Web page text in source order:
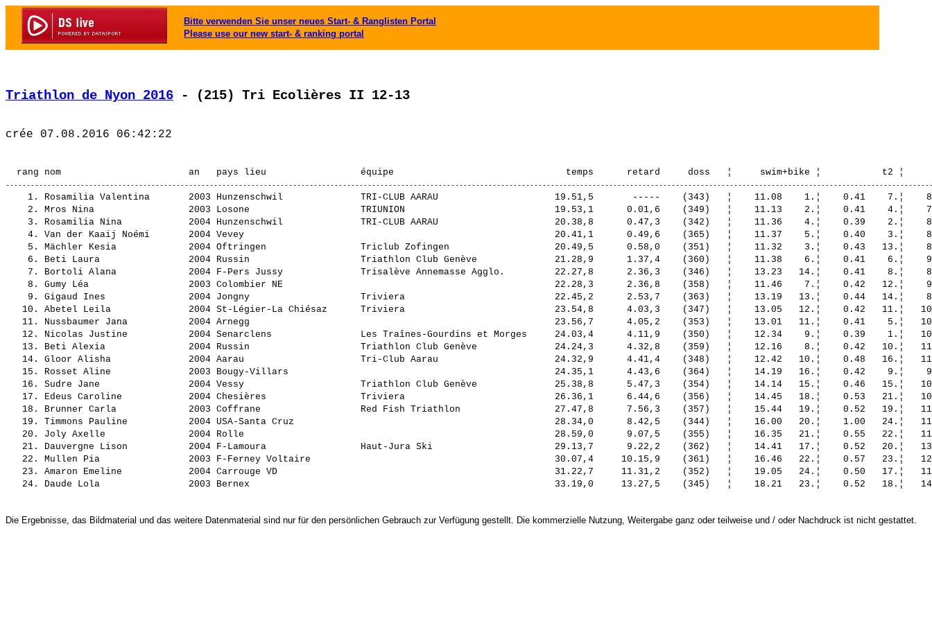
Bitte verwenden Sie unser neues Start- & Ranglisten Portal
Please use our new start- & ranking portal
Triathlon de Nyon 2016 - (215) Tri Ecolières II 12-13
1. Rosamilia Valentina       2003 Hunzenschwil              TRI-CLUB AARAU                     19.51,5       -----    (343)   ¦    11.08    1.¦    0.41    7.¦
2. Mros Nina                 2003 Losone                    TRIUNION                           19.53,1      0.01,6    (349)   ¦    11.13    2.¦    0.41    4.¦
3. Rosamilia Nina            2004 Hunzenschwil              TRI-CLUB AARAU                     20.38,8      0.47,3    (342)   ¦    11.36    4.¦    0.39    2.¦
4. Van der Kaaij Noémi       2004 Vevey                                                        20.41,1      0.49,6    (365)   ¦    11.37    5.¦    0.40    3.¦
5. Mächler Kesia             2004 Oftringen                 Triclub Zofingen                   20.49,5      0.58,0    (351)   ¦    11.32    3.¦    0.43   13.¦
6. Beti Laura                2004 Russin                    Triathlon Club Genève              21.28,9      1.37,4    (360)   ¦    11.38    6.¦    0.41    6.¦
7. Bortoli Alana             2004 F-Pers Jussy              Trisalève Annemasse Agglo.         22.27,8      2.36,3    (346)   ¦    13.23   14.¦    0.41    8.¦
8. Gumy Léa                  2003 Colombier NE                                                 22.28,3      2.36,8    (358)   ¦    11.46    7.¦    0.42   12.¦
9. Gigaud Ines               2004 Jongny                    Triviera                           22.45,2      2.53,7    (363)   ¦    13.19   13.¦    0.44   14.¦
10. Abetel Leila              2004 St-Légier-La Chiésaz      Triviera                           23.54,8      4.03,3    (347)   ¦    13.05   12.¦    0.42   11.¦
11. Nussbaumer Jana           2004 Arnegg                                                       23.56,7      4.05,2    (353)   ¦    13.01   11.¦    0.41    5.¦
12. Nicolas Justine           2004 Senarclens                Les Traînes-Gourdins et Morges     24.03,4      4.11,9    (350)   ¦    12.34    9.¦    0.39    1.¦
13. Beti Alexia               2004 Russin                    Triathlon Club Genève              24.24,3      4.32,8    (359)   ¦    12.16    8.¦    0.42   10.¦
14. Gloor Alisha              2004 Aarau                     Tri-Club Aarau                     24.32,9      4.41,4    (348)   ¦    12.42   10.¦    0.48   16.¦
15. Rosset Aline              2003 Bougy-Villars                                                24.35,1      4.43,6    (364)   ¦    14.19   16.¦    0.42    9.¦
16. Sudre Jane                2004 Vessy                     Triathlon Club Genève              25.38,8      5.47,3    (354)   ¦    14.14   15.¦    0.46   15.¦
17. Edeus Caroline            2004 Chesières                 Triviera                           26.36,1      6.44,6    (356)   ¦    14.45   18.¦    0.53   21.¦
18. Brunner Carla             2003 Coffrane                  Red Fish Triathlon                 27.47,8      7.56,3    (357)   ¦    15.44   19.¦    0.52   19.¦
19. Timmons Pauline           2004 USA-Santa Cruz                                               28.34,0      8.42,5    (344)   ¦    16.00   20.¦    1.00   24.¦
20. Joly Axelle               2004 Rolle                                                        28.59,0      9.07,5    (355)   ¦    16.35   21.¦    0.55   22.¦
21. Dauvergne Lison           2004 F-Lamoura                 Haut-Jura Ski                      29.13,7      9.22,2    (362)   ¦    14.41   17.¦    0.52   20.¦
22. Mullen Pia                2003 F-Ferney Voltaire                                            30.07,4     10.15,9    (361)   ¦    16.46   22.¦    0.57   23.¦
23. Amaron Emeline            2004 Carrouge VD                                                  31.22,7     11.31,2    (352)   ¦    19.05   24.¦    0.50   17.¦
Die Ergebnisse, das Bildmaterial und das weitere Datenmaterial sind nur für den persönlichen Gebrauch zur Verfügung gestellt. Die kommerzielle Nutzung, Weitergabe ganz oder teilweise und / oder Nachdruck ist nicht gestattet.